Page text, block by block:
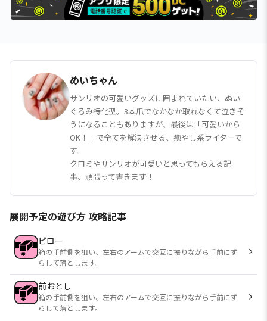
めいちゃん
サンリオの可愛いグッズに囲まれていたい、ぬい
ぐるみ特化型。3本爪でなかなか取れなくて泣きそ
うになることもありますが、最後は「可愛いから
OK！」で全てを解決させる、癒やし系ライターで
す。
クロミやサンリオが可愛いと思ってもらえる記
事、頑張って書きます！
展開予定の遊び方 攻略記事
ピロー
箱の手前側を狙い、左右のアームで交互に振りながら手前にず
らして落とします。
前おとし
箱の手前側を狙い、左右のアームで交互に振りながら手前にず
らして落とします。